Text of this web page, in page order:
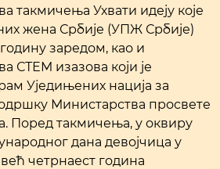
такмичења Ухвати идеју које
жена Србије (УПЖ Србије)
заредом, као и
СТЕМ изазова који је
Уједињених нација за
Министарства просвете
Поред такмичења, у оквиру
дана девојчица у
четрнаест година